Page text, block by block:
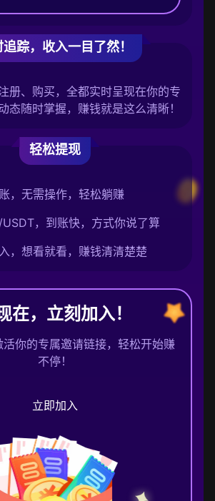
追踪，收入一目了然！
册、购买，全都实时呈现在你的专
态随时掌握，赚钱就是这么清晰！
轻松提现
，无需操作，轻松躺赚
，到账快，方式你说了算
，想看就看，赚钱清清楚楚
在，立刻加入！
活你的专属邀请链接，轻松开始赚
不停！
立即加入